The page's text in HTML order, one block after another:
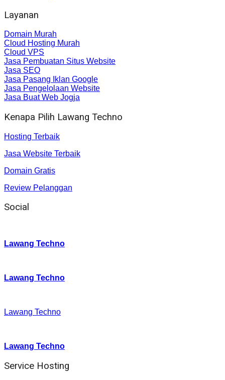
Layanan
Domain Murah
Cloud Hosting Murah
Cloud VPS
Jasa Pembuatan Situs Website
Jasa SEO
Jasa Pasang Iklan Google
Jasa Pengelolaan Website
Jasa Buat Web Jogja
Kenapa Pilih Lawang Techno
Hosting Terbaik
Jasa Website Terbaik
Domain Gratis
Review Pelanggan
Social
Lawang Techno
Lawang Techno
Lawang Techno
Lawang Techno
Service Hosting